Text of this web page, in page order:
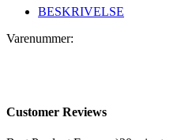
BESKRIVELSE
Varenummer:
Customer Reviews